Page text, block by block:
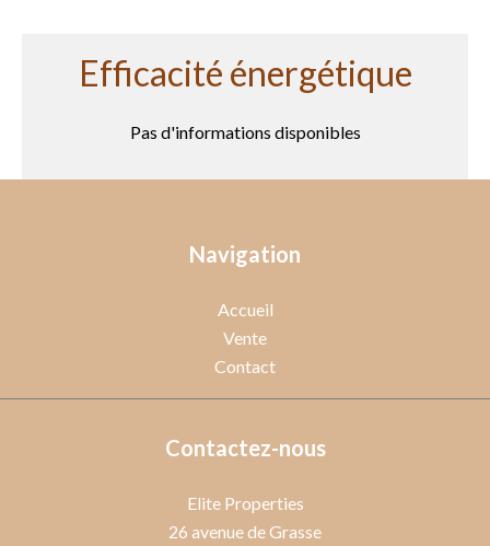
Efficacité énergétique
Pas d'informations disponibles
Navigation
Accueil
Vente
Contact
Contactez-nous
Elite Properties
26 avenue de Grasse